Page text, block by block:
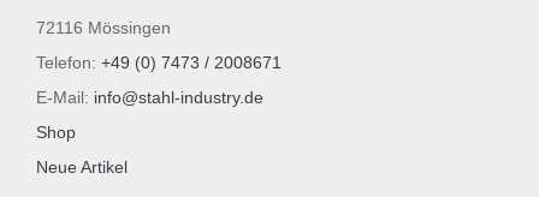
72116 Mössingen
Telefon: +49 (0) 7473 / 2008671
E-Mail: info@stahl-industry.de
Shop
Neue Artikel